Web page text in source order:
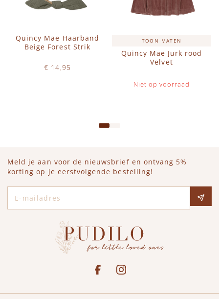
Quincy Mae Haarband
Beige Forest Strik
€ 14,95
TOON MATEN
Quincy Mae Jurk rood
Velvet
Niet op voorraad
Meld je aan voor de nieuwsbrief en ontvang 5%
korting op je eerstvolgende bestelling!
See our FacebookBekijk onze Instagram pagina